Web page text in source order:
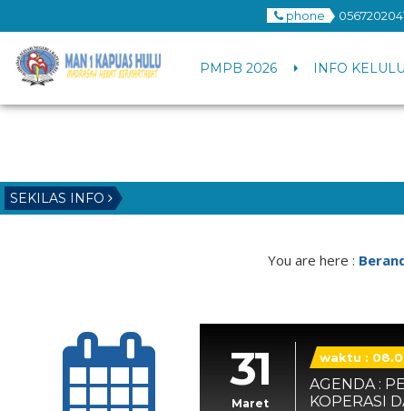
phone
PMPB 2026 INFO
SEKILAS INFO
You are here :
31
Maret
waktu :
AGENDA :
KOPERASI